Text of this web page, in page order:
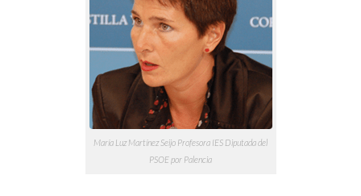
María Luz Martínez Seijo Profesora IES Diputada del
PSOE por Palencia